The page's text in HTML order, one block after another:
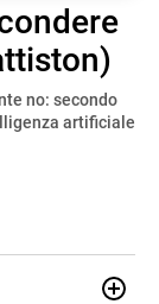
no: secondo
artificiale